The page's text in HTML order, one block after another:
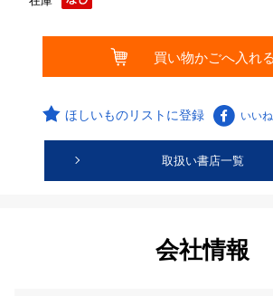
ほしいものリストに登録 いいね
取扱い書店一覧
会社情報